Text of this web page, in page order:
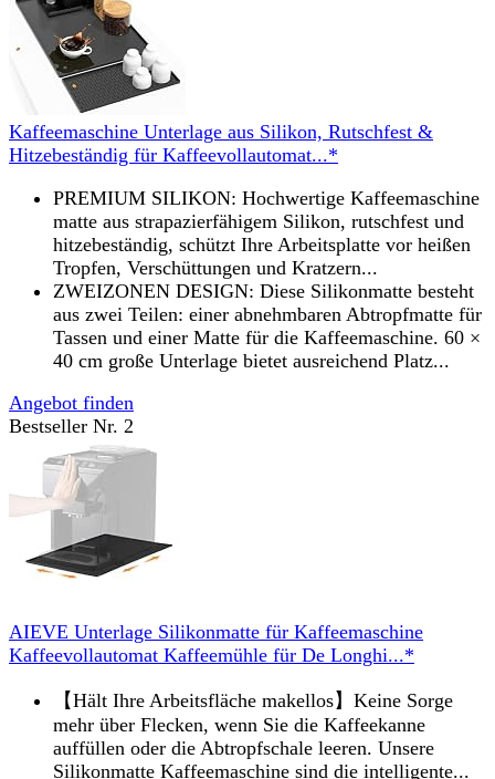
Kaffeemaschine Unterlage aus Silikon, Rutschfest &
Hitzebeständig für Kaffeevollautomat...*
PREMIUM SILIKON: Hochwertige Kaffeemaschine
matte aus strapazierfähigem Silikon, rutschfest und
hitzebeständig, schützt Ihre Arbeitsplatte vor heißen
Tropfen, Verschüttungen und Kratzern...
ZWEIZONEN DESIGN: Diese Silikonmatte besteht
aus zwei Teilen: einer abnehmbaren Abtropfmatte für
Tassen und einer Matte für die Kaffeemaschine. 60 ×
40 cm große Unterlage bietet ausreichend Platz...
Angebot finden
Bestseller Nr. 2
AIEVE Unterlage Silikonmatte für Kaffeemaschine
Kaffeevollautomat Kaffeemühle für De Longhi...*
【Hält Ihre Arbeitsfläche makellos】Keine Sorge
mehr über Flecken, wenn Sie die Kaffeekanne
auffüllen oder die Abtropfschale leeren. Unsere
Silikonmatte Kaffeemaschine sind die intelligente...